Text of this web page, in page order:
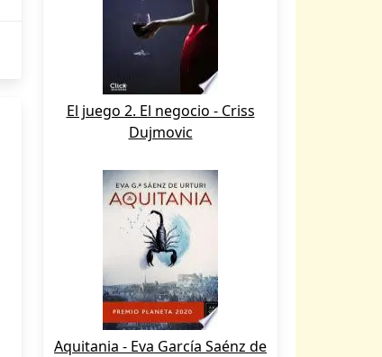
El juego 2. El negocio - Criss
Dujmovic
Aquitania - Eva García Saénz de